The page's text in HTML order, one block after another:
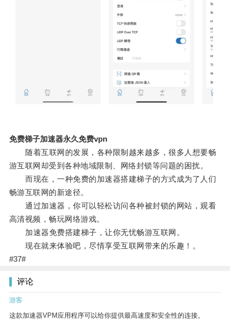
免费梯子加速器永久免费vpn
随着互联网的发展，各种限制越来越多，很多人想要畅
游互联网却受到各种地域限制、网络封锁等问题的困扰。
而现在，一种免费的加速器搭建梯子的方式成为了人们
畅游互联网的新途径。
通过加速器，你可以轻松访问各种被封锁的网站，观看
高清视频，畅玩网络游戏。
加速器免费搭建梯子，让你无忧畅游互联网。
现在就来体验吧，尽情享受互联网带来的乐趣！。
#37#
评论
游客
这款加速器VPM应用程序可以给你提供最高速度和安全性的连接。